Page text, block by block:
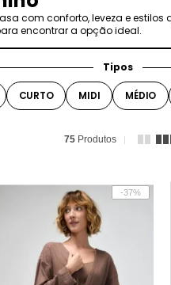
com conforto, leveza e
encontrar a opção ideal.
Tipos
CURTO MIDI MÉDIO
75 Produtos
-37%